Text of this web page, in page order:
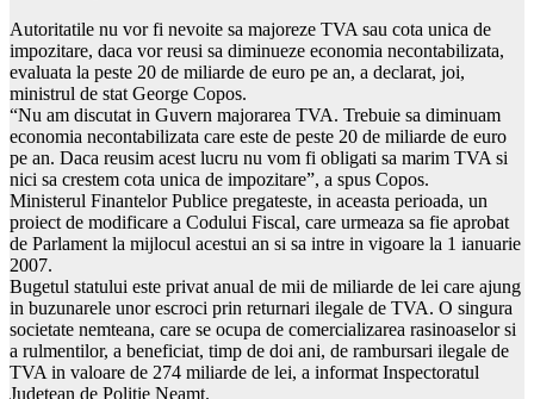
Autoritatile nu vor fi nevoite sa majoreze TVA sau cota unica de
impozitare, daca vor reusi sa diminueze economia necontabilizata,
evaluata la peste 20 de miliarde de euro pe an, a declarat, joi,
ministrul de stat George Copos.
“Nu am discutat in Guvern majorarea TVA. Trebuie sa diminuam
economia necontabilizata care este de peste 20 de miliarde de euro
pe an. Daca reusim acest lucru nu vom fi obligati sa marim TVA si
nici sa crestem cota unica de impozitare”, a spus Copos.
Ministerul Finantelor Publice pregateste, in aceasta perioada, un
proiect de modificare a Codului Fiscal, care urmeaza sa fie aprobat
de Parlament la mijlocul acestui an si sa intre in vigoare la 1 ianuarie
2007.
Bugetul statului este privat anual de mii de miliarde de lei care ajung
in buzunarele unor escroci prin returnari ilegale de TVA. O singura
societate nemteana, care se ocupa de comercializarea rasinoaselor si
a rulmentilor, a beneficiat, timp de doi ani, de rambursari ilegale de
TVA in valoare de 274 miliarde de lei, a informat Inspectoratul
Judetean de Politie Neamt.